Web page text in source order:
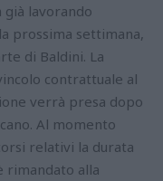
già lavorando
prossima settimana,
di Baldini. La
contrattuale al
verrà presa dopo
Al momento
relativi la durata
rimandato alla